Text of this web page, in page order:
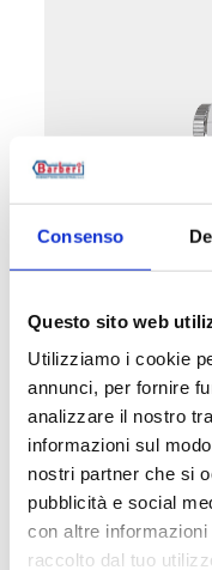
Consenso
Questo sito web
Utilizziamo i cookie
annunci, per fornire
analizzare il nostro
informazioni sul
nostri partner che si
pubblicità e social
con altre
raccolto dal tuo
Kit completo
detentore
attacco
Temperatura
Pressione